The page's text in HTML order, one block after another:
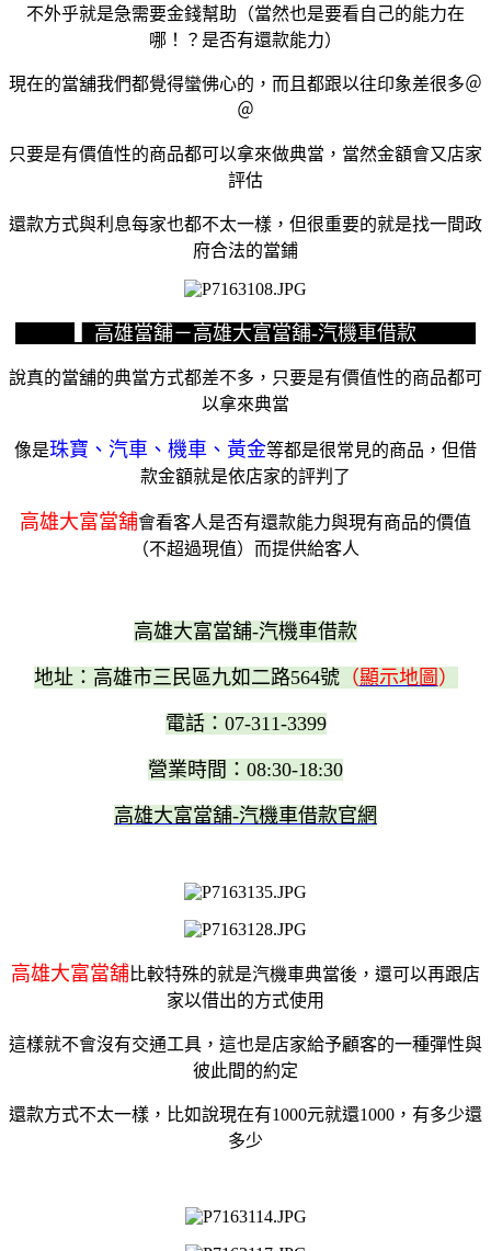
不外乎就是急需要金錢幫助（當然也是要看自己的能力在
哪！？是否有還款能力）
現在的當舖我們都覺得蠻佛心的，而且都跟以往印象差很多＠
＠
只要是有價值性的商品都可以拿來做典當，當然金額會又店家
評估
還款方式與利息每家也都不太一樣，但很重要的就是找一間政
府合法的當鋪
▍高雄當舖－高雄大富當舖-汽機車借款
說真的當舖的典當方式都差不多，只要是有價值性的商品都可
以拿來典當
像是珠寶、汽車、機車、黃金等都是很常見的商品，但借
款金額就是依店家的評判了
高雄大富當舖會看客人是否有還款能力與現有商品的價值
（不超過現值）而提供給客人
高雄大富當舖-汽機車借款
地址：高雄市三民區九如二路564號（顯示地圖 ）
電話：07-311-3399
營業時間：08:30-18:30
高雄大富當舖-汽機車借款官網
高雄大富當舖比較特殊的就是汽機車典當後，還可以再跟店
家以借出的方式使用
這樣就不會沒有交通工具，這也是店家給予顧客的一種彈性與
彼此間的約定
還款方式不太一樣，比如說現在有1000元就還1000，有多少還
多少